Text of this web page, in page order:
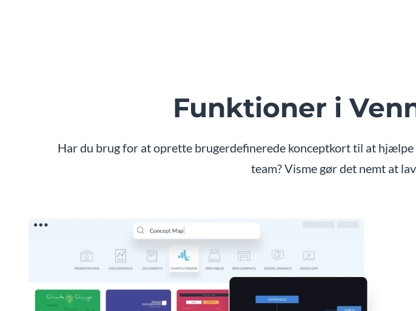
Funktioner i
Har du brug for at oprette brugerdefinerede konceptkort til at
team? Visme gør det nemt at